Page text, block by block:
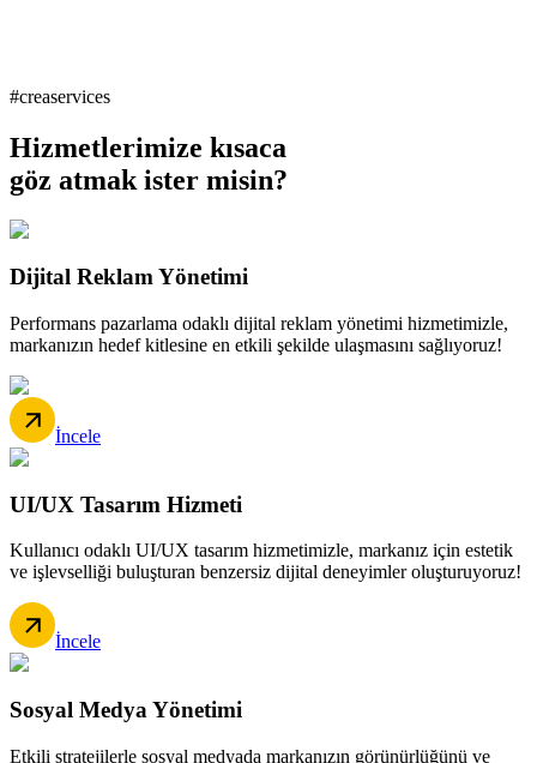
#creaservices
Hizmetlerimize kısaca
göz atmak ister misin?
Dijital Reklam Yönetimi
Performans pazarlama odaklı dijital reklam yönetimi hizmetimizle,
markanızın hedef kitlesine en etkili şekilde ulaşmasını sağlıyoruz!
İncele
UI/UX Tasarım Hizmeti
Kullanıcı odaklı UI/UX tasarım hizmetimizle, markanız için estetik
ve işlevselliği buluşturan benzersiz dijital deneyimler oluşturuyoruz!
İncele
Sosyal Medya Yönetimi
Etkili stratejilerle sosyal medyada markanızın görünürlüğünü ve